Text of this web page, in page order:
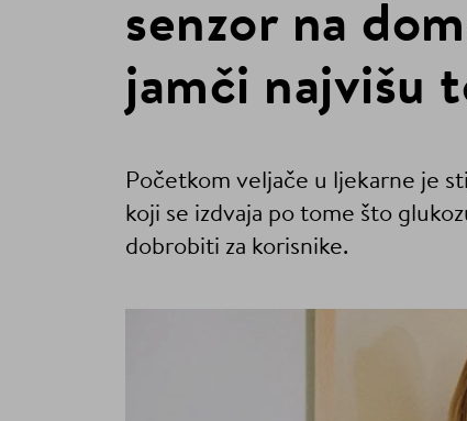
senzor na
jamči najvišu
Početkom veljače u ljekarne je
koji se izdvaja po tome što
dobrobiti za korisnike.